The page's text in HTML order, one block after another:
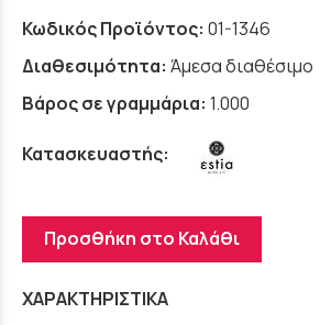
Κωδικός Προϊόντος: 01-1346
Διαθεσιμότητα: Άμεσα διαθέσιμο
Βάρος σε γραμμάρια: 1.000
Κατασκευαστής:
Προσθήκη στο Καλάθι
ΧΑΡΑΚΤΗΡΙΣΤΙΚΑ